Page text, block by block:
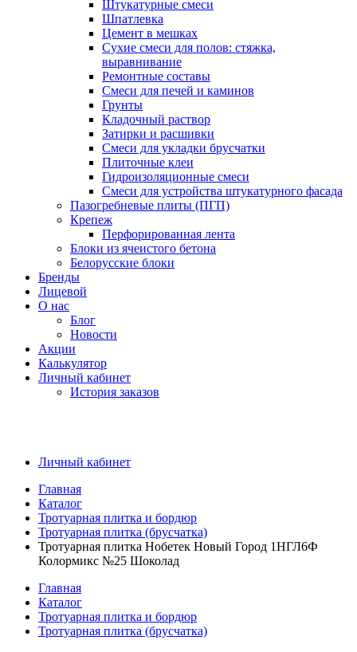
Штукатурные смеси
Шпатлевка
Цемент в мешках
Сухие смеси для полов: стяжка,
выравнивание
Ремонтные составы
Смеси для печей и каминов
Грунты
Кладочный раствор
Затирки и расшивки
Смеси для укладки брусчатки
Плиточные клеи
Гидроизоляционные смеси
Смеси для устройства штукатурного фасада
Пазогребневые плиты (ПГП)
Крепеж
Перфорированная лента
Блоки из ячеистого бетона
Белорусские блоки
Бренды
Лицевой
О нас
Блог
Новости
Акции
Калькулятор
Личный кабинет
История заказов
Личный кабинет
Главная
Каталог
Тротуарная плитка и бордюр
Тротуарная плитка (брусчатка)
Тротуарная плитка Нобетек Новый Город 1НГЛ6Ф
Колормикс №25 Шоколад
Главная
Каталог
Тротуарная плитка и бордюр
Тротуарная плитка (брусчатка)